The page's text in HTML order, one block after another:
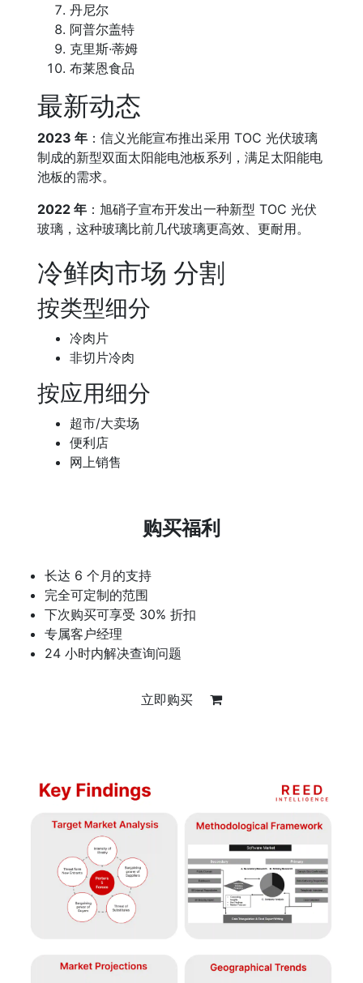
丹尼尔
阿普尔盖特
克里斯·蒂姆
布莱恩食品
最新动态
2023 年 ：信义光能宣布推出采用 TOC 光伏玻璃
制成的新型双面太阳能电池板系列，满足太阳能电
池板的需求。
2022 年 ：旭硝子宣布开发出一种新型 TOC 光伏
玻璃，这种玻璃比前几代玻璃更高效、更耐用。
冷鲜肉市场 分割
按类型细分
冷肉片
非切片冷肉
按应用细分
超市/大卖场
便利店
网上销售
购买福利
长达 6 个月的支持
完全可定制的范围
下次购买可享受 30% 折扣
专属客户经理
24 小时内解决查询问题
立即购买